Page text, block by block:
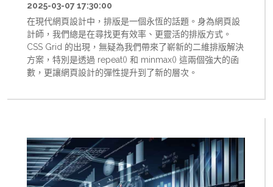
2025-03-07 17:30:00
在現代網頁設計中，排版是一個永恆的話題。身為網頁設
計師，我們總是在尋找更有效率、更靈活的排版方式。
CSS Grid 的出現，無疑為我們帶來了嶄新的二維排版解決
方案，特別是透過 repeat() 和 minmax() 這兩個強大的函
數，更讓網頁設計的彈性提升到了新的層次。